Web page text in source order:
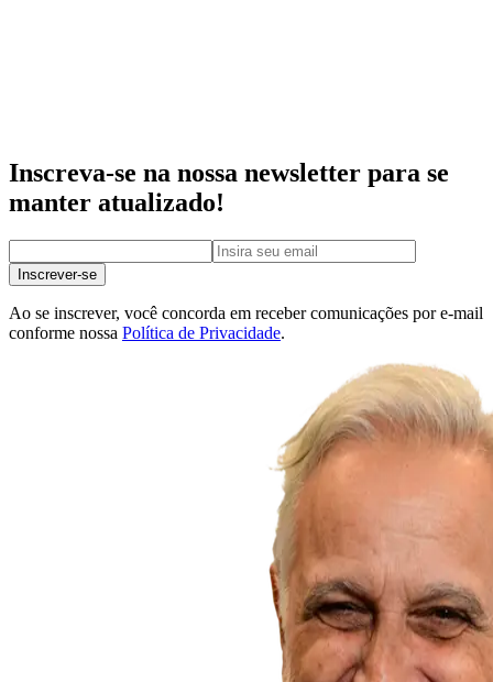
Inscreva-se na nossa newsletter para se
manter atualizado!
Inscrever-se
Ao se inscrever, você concorda em receber comunicações por e-mail
conforme nossa Política de Privacidade.